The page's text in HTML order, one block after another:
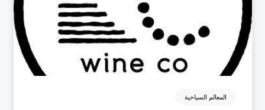
المعالم السياحية